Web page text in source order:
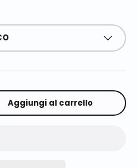
Aggiungi al carrello